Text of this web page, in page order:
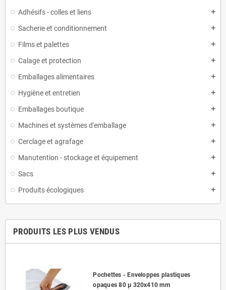
Adhésifs - colles et liens
Sacherie et conditionnement
Films et palettes
Calage et protection
Emballages alimentaires
Hygiène et entretien
Emballages boutique
Machines et systèmes d'emballage
Cerclage et agrafage
Manutention - stockage et équipement
Sacs
Produits écologiques
PRODUITS LES PLUS VENDUS
Pochettes - Enveloppes plastiques
opaques 80 µ 320x410 mm